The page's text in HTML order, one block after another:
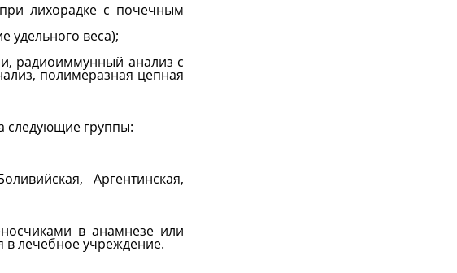
лихорадке с почечным
удельного веса);
радиоиммунный анализ с
полимеразная цепная
следующие группы:
Аргентинская,
в анамнезе или
в лечебное учреждение.